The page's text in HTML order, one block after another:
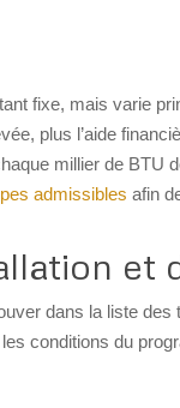
fixe, mais varie
plus l’aide
millier de BTU
admissibles afin
dans la liste
conditions du